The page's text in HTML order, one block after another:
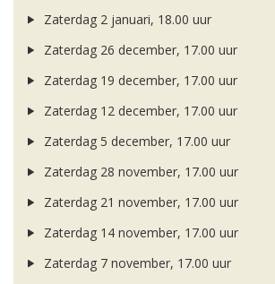
Zaterdag 2 januari, 18.00 uur
Zaterdag 26 december, 17.00 uur
Zaterdag 19 december, 17.00 uur
Zaterdag 12 december, 17.00 uur
Zaterdag 5 december, 17.00 uur
Zaterdag 28 november, 17.00 uur
Zaterdag 21 november, 17.00 uur
Zaterdag 14 november, 17.00 uur
Zaterdag 7 november, 17.00 uur